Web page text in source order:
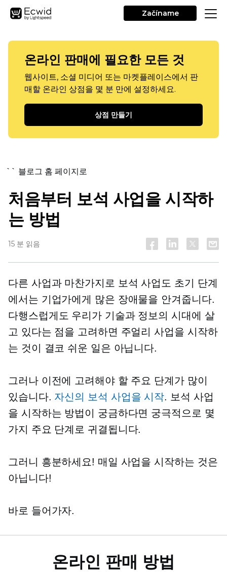
Začíname
온라인 판매에 필요한 모든 것
웹사이트, 소셜 미디어 또는 마켓플레이스에서 판
매할 온라인 상점을 몇 분 만에 설정하세요.
상점 만들기
`` 블로그 홈 페이지로
처음부터 보석 사업을 시작하
는 방법
15 분 읽음
다른 사업과 마찬가지로 보석 사업도 초기 단계
에서는 기업가에게 많은 장애물을 안겨줍니다.
다행스럽게도 우리가 기술과 정보의 시대에 살
고 있다는 점을 고려하면 주얼리 사업을 시작하
는 것이 결코 쉬운 일은 아닙니다.
그러나 이전에 고려해야 할 주요 단계가 많이
있습니다. 자신의 보석 사업을 시작. 보석 사업
을 시작하는 방법이 궁금하다면 궁극적으로 몇
가지 주요 단계로 귀결됩니다.
그러니 흥분하세요! 매일 사업을 시작하는 것은
아닙니다!
바로 들어가자.
온라인 판매 방법